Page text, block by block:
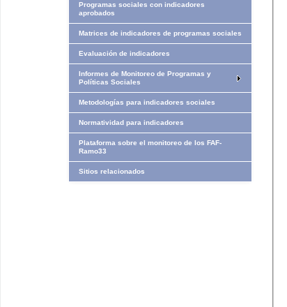
Programas sociales con indicadores
aprobados
Matrices de indicadores de programas sociales
Evaluación de indicadores
Informes de Monitoreo de Programas y
Políticas Sociales
Metodologías para indicadores sociales
Normatividad para indicadores
Plataforma sobre el monitoreo de los FAF-
Ramo33
Sitios relacionados